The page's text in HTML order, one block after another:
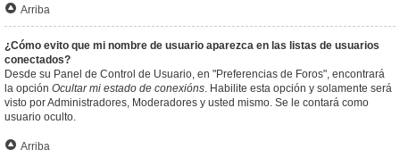
Arriba
¿Cómo evito que mi nombre de usuario aparezca en las listas de usuarios
conectados?
Desde su Panel de Control de Usuario, en "Preferencias de Foros", encontrará
la opción Ocultar mi estado de conexións. Habilite esta opción y solamente será
visto por Administradores, Moderadores y usted mismo. Se le contará como
usuario oculto.
Arriba